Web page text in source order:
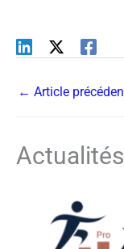
← Article